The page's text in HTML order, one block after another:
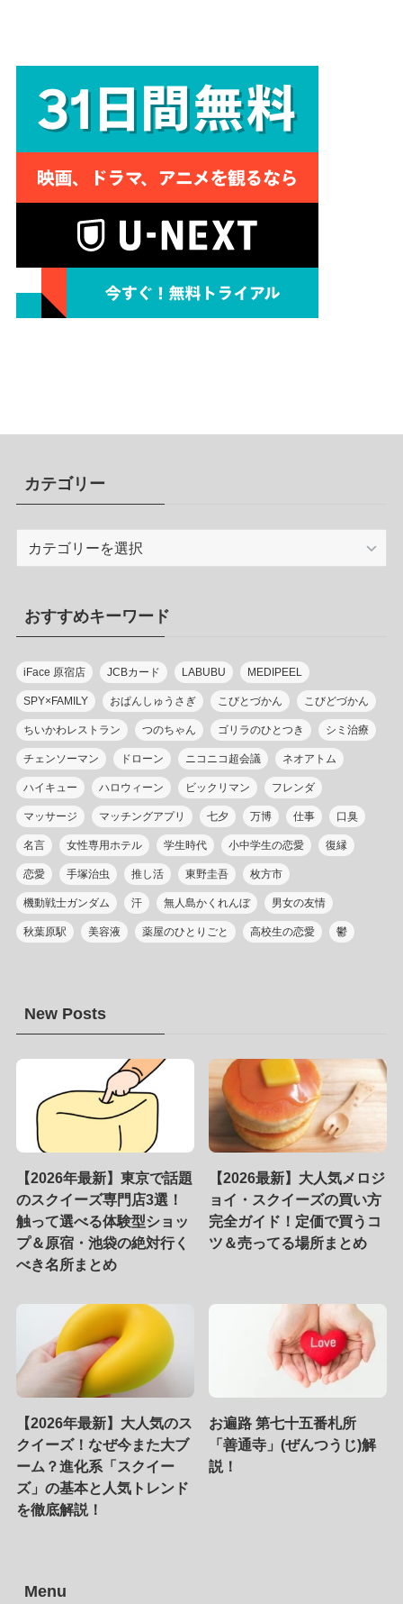
カテゴリー
リ
ー
おすすめキーワード
iFace 原宿店 JCBカード LABUBU MEDIPEEL
SPY×FAMILY おぱんしゅうさぎ こびとづかん こびどづかん
ちいかわレストラン つのちゃん ゴリラのひとつき シミ治療
チェンソーマン ドローン ニコニコ超会議 ネオアトム
ハイキュー ハロウィーン ビックリマン フレンダ
マッサージ マッチングアプリ 七夕 万博 仕事 口臭
名言 女性専用ホテル 学生時代 小中学生の恋愛 復縁
恋愛 手塚治虫 推し活 東野圭吾 枚方市
機動戦士ガンダム 汗 無人島かくれんぼ 男女の友情
秋葉原駅 美容液 薬屋のひとりごと 高校生の恋愛 鬱
New Posts
【2026年最新】東京で話題
のスクイーズ専門店3選！
触って選べる体験型ショッ
プ＆原宿・池袋の絶対行く
べき名所まとめ
【2026最新】大人気メロジ
ョイ・スクイーズの買い方
完全ガイド！定価で買うコ
ツ＆売ってる場所まとめ
【2026年最新】大人気のス
クイーズ！なぜ今また大ブ
ーム？進化系「スクイー
ズ」の基本と人気トレンド
を徹底解説！
お遍路 第七十五番札所
「善通寺」(ぜんつうじ)解
説！
Menu